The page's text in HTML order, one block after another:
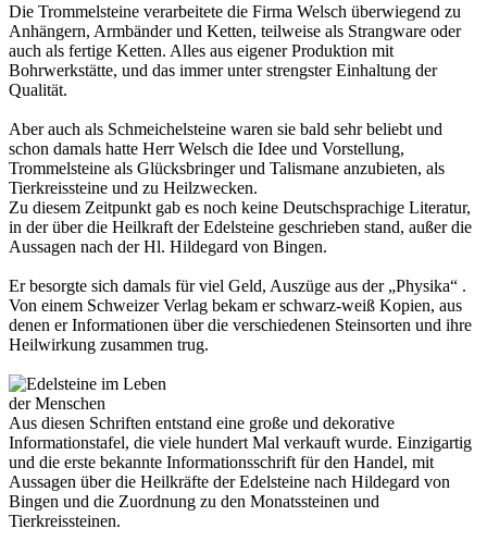
Die Trommelsteine verarbeitete die Firma Welsch überwiegend zu
Anhängern, Armbänder und Ketten, teilweise als Strangware oder
auch als fertige Ketten. Alles aus eigener Produktion mit
Bohrwerkstätte, und das immer unter strengster Einhaltung der
Qualität.
Aber auch als Schmeichelsteine waren sie bald sehr beliebt und
schon damals hatte Herr Welsch die Idee und Vorstellung,
Trommelsteine als Glücksbringer und Talismane anzubieten, als
Tierkreissteine und zu Heilzwecken.
Zu diesem Zeitpunkt gab es noch keine Deutschsprachige Literatur,
in der über die Heilkraft der Edelsteine geschrieben stand, außer die
Aussagen nach der Hl. Hildegard von Bingen.
Er besorgte sich damals für viel Geld, Auszüge aus der „Physika“ .
Von einem Schweizer Verlag bekam er schwarz-weiß Kopien, aus
denen er Informationen über die verschiedenen Steinsorten und ihre
Heilwirkung zusammen trug.
Aus diesen Schriften entstand eine große und dekorative
Informationstafel, die viele hundert Mal verkauft wurde. Einzigartig
und die erste bekannte Informationsschrift für den Handel, mit
Aussagen über die Heilkräfte der Edelsteine nach Hildegard von
Bingen und die Zuordnung zu den Monatssteinen und
Tierkreissteinen.